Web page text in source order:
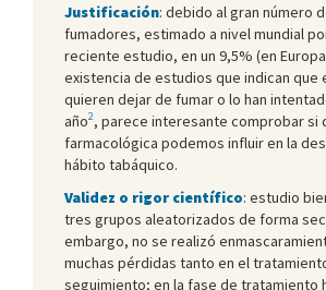
Justificación: debido al gran número
fumadores, estimado a nivel mundial
reciente estudio, en un 9,5% (en
existencia de estudios que indican que
quieren dejar de fumar o lo han
año2, parece interesante comprobar si
farmacológica podemos influir en la
hábito tabáquico.
Validez o rigor científico: estudio
tres grupos aleatorizados de forma
embargo, no se realizó
muchas pérdidas tanto en el
seguimiento; en la fase de tratamiento